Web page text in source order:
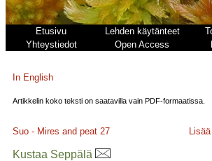
Etusivu Lehden käytänteet
Yhteystiedot
Open Access
In English
Artikkelin koko teksti on saatavilla vain PDF-formaatissa.
Suo - Mires and peat 27
Kustaa Seppälä